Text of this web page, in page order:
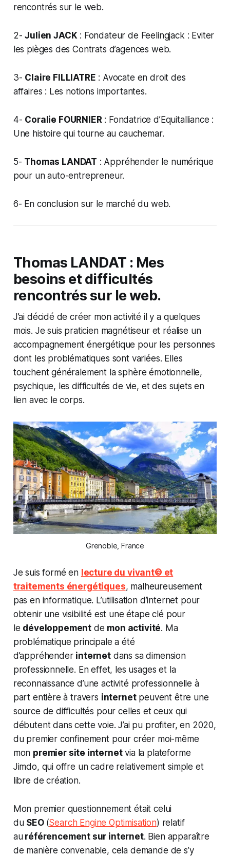
rencontrés sur le web.
2-Julien JACK: Fondateur de Feelingjack : Eviter
les pièges des Contrats d’agences web.
3- Claire FILLIATRE : Avocate en droit des
affaires : Les notions importantes.
4- Coralie FOURNIER: Fondatrice d’Equitalliance :
Une histoire qui tourne au cauchemar.
5- Thomas LANDAT : Appréhender le numérique
pour un auto-entrepreneur.
6- En conclusion sur le marché du web.
Thomas LANDAT : Mes
besoins et difficultés
rencontrés sur le web.
J’ai décidé de créer mon activité il y a quelques
mois. Je suis praticien magnétiseur et réalise un
accompagnement énergétique pour les personnes
dont les problématiques sont variées. Elles
touchent généralement la sphère émotionnelle,
psychique, les difficultés de vie, et des sujets en
lien avec le corps.
Grenoble, France
Je suis formé en lecture du vivant© et
traitements énergétiques, malheureusement
pas en informatique. L’utilisation d’internet pour
obtenir une visibilité est une étape clé pour
le développement de mon activité. Ma
problématique principale a été
d’appréhender internetdans sa dimension
professionnelle. En effet, les usages et la
reconnaissance d’une activité professionnelle à
part entière à travers internetpeuvent être une
source de difficultés pour celles et ceux qui
débutent dans cette voie. J’ai pu profiter, en 2020,
du premier confinement pour créer moi-même
mon premier site internetvia la plateforme
Jimdo, qui offre un cadre relativement simple et
libre de création.
Mon premier questionnement était celui
du SEO (Search Engine Optimisation) relatif
auréférencement sur internet. Bien apparaître
de manière convenable, cela demande de s’y